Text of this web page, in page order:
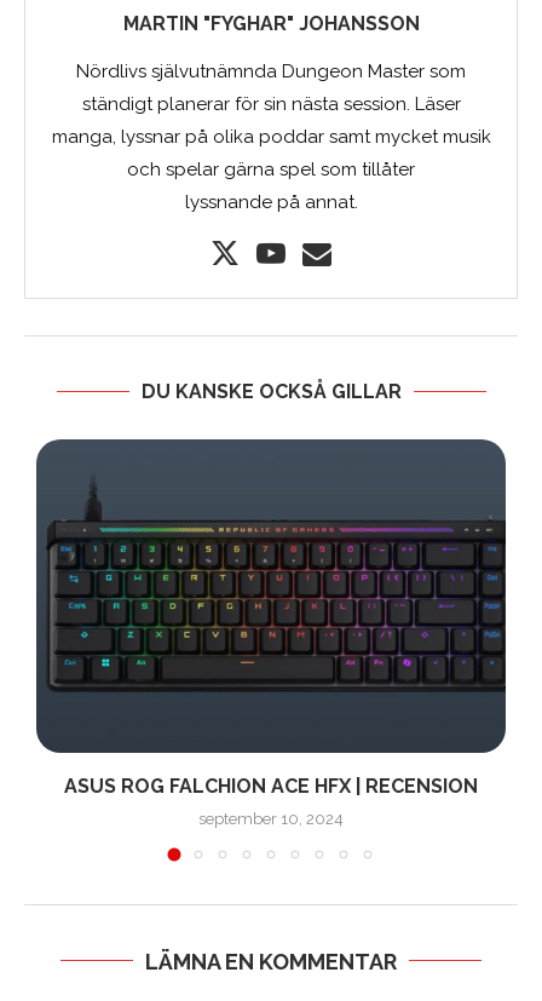
MARTIN "FYGHAR" JOHANSSON
Nördlivs självutnämnda Dungeon Master som
ständigt planerar för sin nästa session. Läser
manga, lyssnar på olika poddar samt mycket musik
och spelar gärna spel som tillåter
lyssnande på annat.
DU KANSKE OCKSÅ GILLAR
ASUS ROG FALCHION ACE HFX | RECENSION
september 10, 2024
LÄMNA EN KOMMENTAR